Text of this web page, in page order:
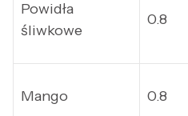
Powidła
śliwkowe
0.8
Mango 0.8